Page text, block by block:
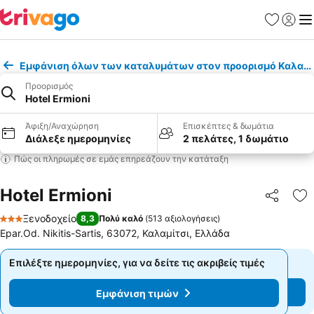
Εμφάνιση όλων των καταλυμάτων στον προορισμό
Προορισμός
Hotel Ermioni
Άφιξη/Αναχώρηση
Διάλεξε ημερομηνίες
Επισκέπτες & δωμάτια
2 πελάτες, 1 δωμάτιο
Πώς οι πληρωμές σε εμάς επηρεάζουν την κατάταξη
Hotel Ermioni
3 Αστέρια
Ξενοδοχείο 8,3 Πολύ καλό (513 αξιολογήσεις)
Epar.Od. Nikitis-Sartis, 63072, Καλαμίτσι, Ελλάδα
Επιλέξτε ημερομηνίες, για να δείτε τις ακριβείς τιμές
Εμφάνιση τιμών
Επιλέξτε ημερομηνίες, για να δείτε τις ακριβείς τιμές
Εμφάνιση τιμών